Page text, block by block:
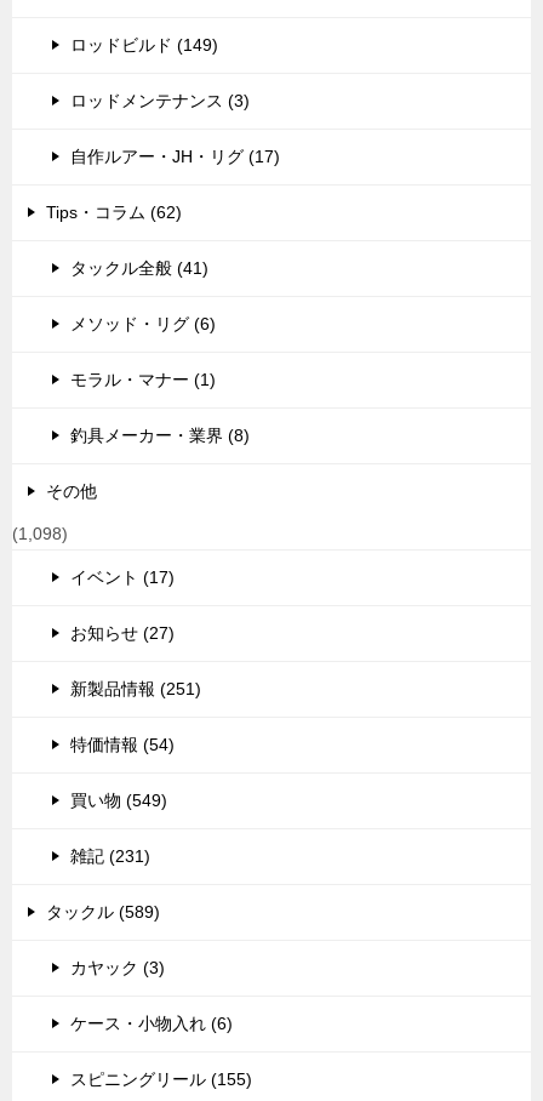
ロッドビルド (149)
ロッドメンテナンス (3)
自作ルアー・JH・リグ (17)
Tips・コラム (62)
タックル全般 (41)
メソッド・リグ (6)
モラル・マナー (1)
釣具メーカー・業界 (8)
その他
(1,098)
イベント (17)
お知らせ (27)
新製品情報 (251)
特価情報 (54)
買い物 (549)
雑記 (231)
タックル (589)
カヤック (3)
ケース・小物入れ (6)
スピニングリール (155)